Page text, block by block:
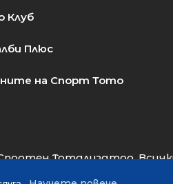
Клуб
Плюс
на Спорт Тото
Тотализатор.